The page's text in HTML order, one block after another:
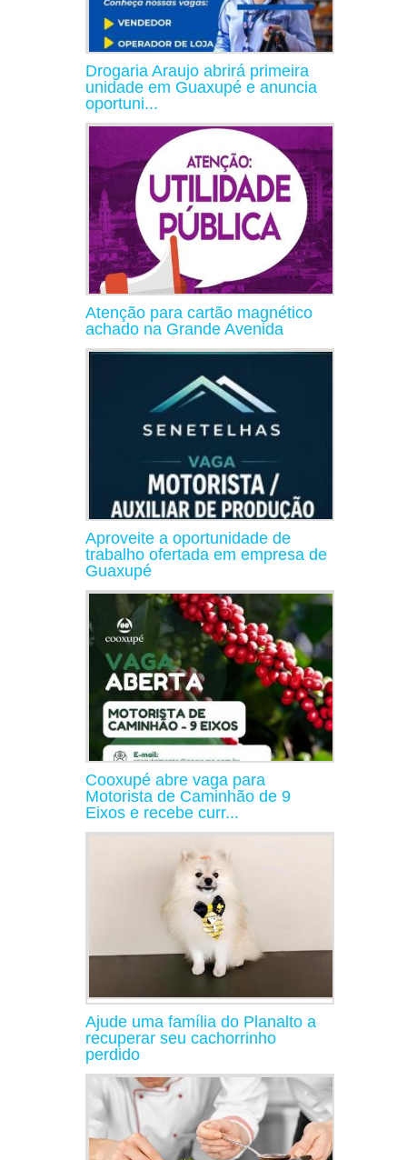
Drogaria Araujo abrirá primeira
unidade em Guaxupé e anuncia
oportuni...
Atenção para cartão magnético
achado na Grande Avenida
Aproveite a oportunidade de
trabalho ofertada em empresa de
Guaxupé
Cooxupé abre vaga para
Motorista de Caminhão de 9
Eixos e recebe curr...
Ajude uma família do Planalto a
recuperar seu cachorrinho
perdido